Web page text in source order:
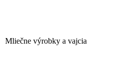
Mliečne výrobky a vajcia